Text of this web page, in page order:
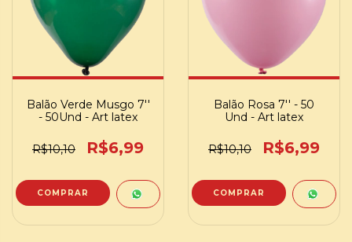
Balão Verde Musgo 7''
- 50Und - Art latex
R$10,10 R$6,99
Balão Rosa 7'' - 50
Und - Art latex
R$10,10 R$6,99